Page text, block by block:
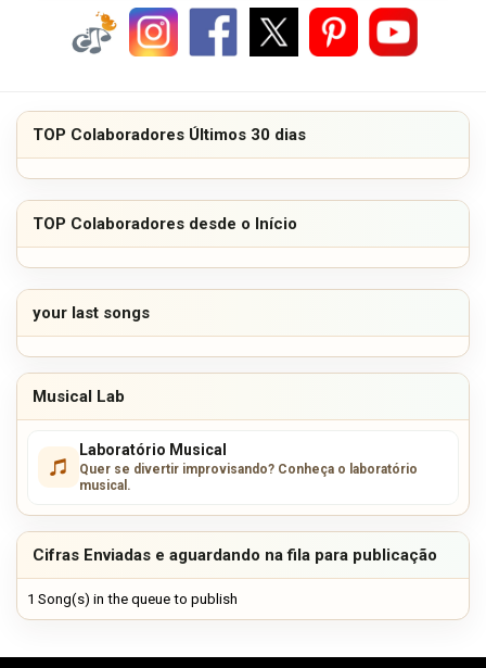
TOP Colaboradores Últimos 30 dias
TOP Colaboradores desde o Início
your last songs
Musical Lab
Laboratório Musical
Quer se divertir improvisando? Conheça o laboratório
musical.
Cifras Enviadas e aguardando na fila para publicação
1 Song(s) in the queue to publish